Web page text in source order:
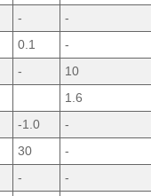
- -
0.1 -
- 10
1.6
-1.0 -
30 -
- -